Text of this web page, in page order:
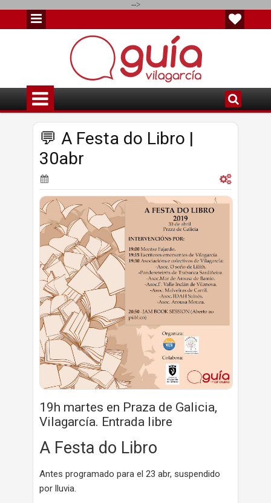
-->
💬 A Festa do Libro |
30abr
19h martes en Praza de Galicia,
Vilagarcía. Entrada libre
A Festa do Libro
Antes programado para el 23 abr, suspendido
por lluvia.